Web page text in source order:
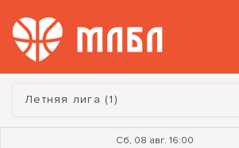
Турнир:
Летняя лига (1)
Сб, 08 авг. 16:00